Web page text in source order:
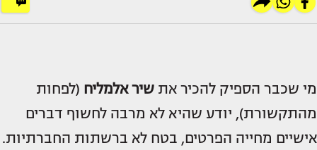
מי שכבר הספיק להכיר את שיר אלמליח (לפחות
מהתקשורת), יודע שהיא לא מרבה לחשוף דברים
אישיים מחייה הפרטים, בטח לא ברשתות החברתיות.